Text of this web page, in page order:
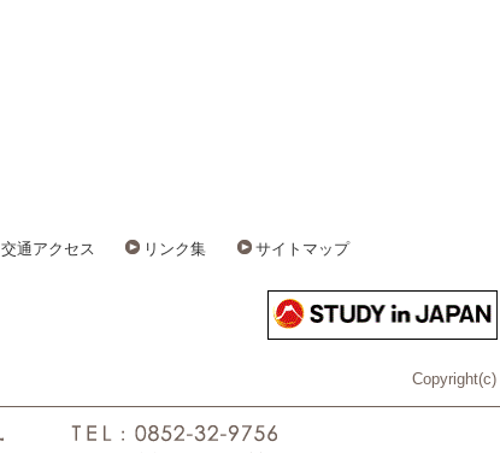
交通アクセス リンク集 サイトマップ